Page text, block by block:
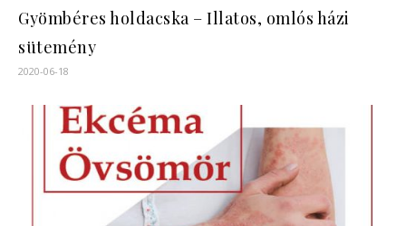
Gyömbéres holdacska – Illatos, omlós házi
sütemény
2020-06-18